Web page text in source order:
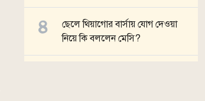
ছেলে থিয়াগোর বার্সায় যোগ দেওয়া
নিয়ে কি বললেন মেসি?